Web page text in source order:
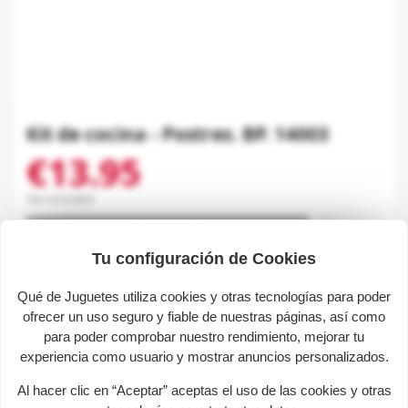
Kit de cocina - Postres. BP. 14003
€13.95
Tax included
Data sheet
Material Wood
Tu configuración de Cookies
Qué de Juguetes utiliza cookies y otras tecnologías para poder
ofrecer un uso seguro y fiable de nuestras páginas, así como
para poder comprobar nuestro rendimiento, mejorar tu
experiencia como usuario y mostrar anuncios personalizados.
Al hacer clic en “Aceptar” aceptas el uso de las cookies y otras